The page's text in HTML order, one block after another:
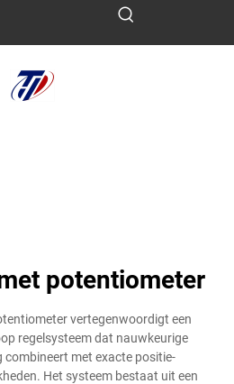
potentiometer
vertegenwoordigt een
regelsysteem dat nauwkeurige
combineert met exacte positie-
Het systeem bestaat uit een